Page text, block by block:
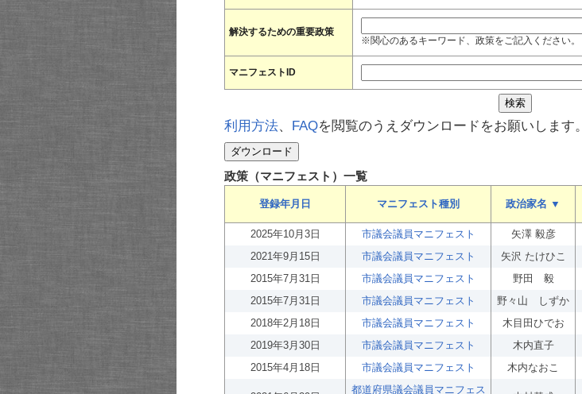
解決するための重要政策
※関心のあるキーワード、政策をご記入ください。
マニフェストID
利用方法、 FAQを閲覧のうえダウンロードをお願いします。
政策（マニフェスト）一覧
登録年月日 マニフェスト種別 政治家名 ▼
2025年10月3日
市議会議員マニフェスト 矢澤 毅彦
2021年9月15日
市議会議員マニフェスト 矢沢 たけひこ
2015年7月31日
市議会議員マニフェスト 野田 毅
2015年7月31日
市議会議員マニフェスト 野々山 しずか
2018年2月18日
市議会議員マニフェスト 木目田ひでお
2019年3月30日
市議会議員マニフェスト 木内直子
2015年4月18日
市議会議員マニフェスト 木内なおこ
都道府県議会議員マニフェス